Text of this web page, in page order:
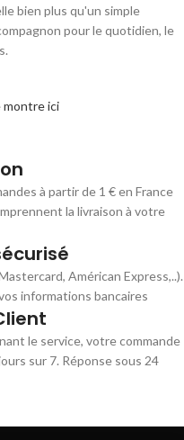
bien plus qu'un simple
pour le quotidien, le
ici
à partir de 1 € en France
la livraison à votre
Américan Express,..).
informations bancaires
le service, votre commande
sur 7. Réponse sous 24